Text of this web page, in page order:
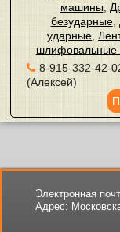
машины,
безударные,
ударные ,
8-915-332-42-
(Алексей)
Электронная
Адрес: